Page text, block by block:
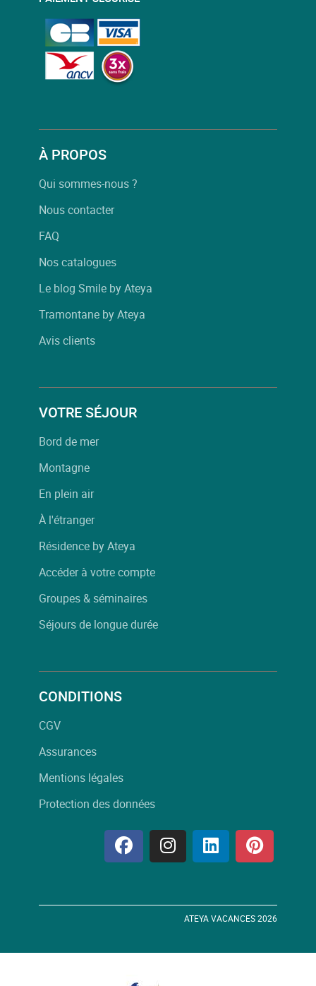
À PROPOS
Qui sommes-nous ?
Nous contacter
FAQ
Nos catalogues
Le blog Smile by Ateya
Tramontane by Ateya
Avis clients
VOTRE SÉJOUR
Bord de mer
Montagne
En plein air
À l'étranger
Résidence by Ateya
Accéder à votre compte
Groupes & séminaires
Séjours de longue durée
CONDITIONS
CGV
Assurances
Mentions légales
Protection des données
ATEYA VACANCES 2026